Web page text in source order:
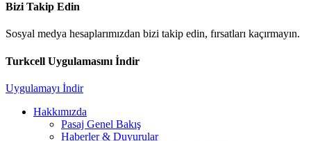
Bizi Takip Edin
Sosyal medya hesaplarımızdan bizi takip edin, fırsatları kaçırmayın.
Turkcell Uygulamasını İndir
Uygulamayı İndir
Hakkımızda
Pasaj Genel Bakış
Haberler & Duyurular